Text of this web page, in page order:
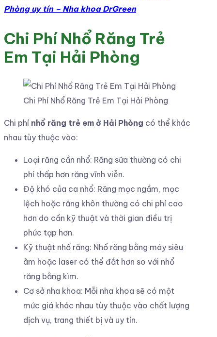
Phòng uy tín – Nha khoa DrGreen
Chi Phí Nhổ Răng Trẻ
Em Tại Hải Phòng
Chi Phí Nhổ Răng Trẻ Em Tại Hải Phòng
Chi phí nhổ răng trẻ em ở Hải Phòng có thể khác
nhau tùy thuộc vào:
Loại răng cần nhổ: Răng sữa thường có chi
phí thấp hơn răng vĩnh viễn.
Độ khó của ca nhổ: Răng mọc ngầm, mọc
lệch hoặc răng khôn thường có chi phí cao
hơn do cần kỹ thuật và thời gian điều trị
phức tạp hơn.
Kỹ thuật nhổ răng: Nhổ răng bằng máy siêu
âm hoặc laser có thể đắt hơn so với nhổ
răng bằng kìm.
Cơ sở nha khoa: Mỗi nha khoa sẽ có một
mức giá khác nhau tùy thuộc vào chất lượng
dịch vụ, trang thiết bị và uy tín.